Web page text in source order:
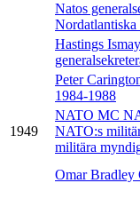
Natos
Hastings
Peter
1984-1988
1949
NATO MC
NATO:s
militära
Omar Bradley